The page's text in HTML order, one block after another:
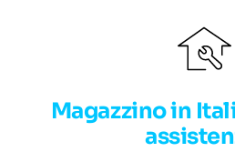
Magazzino in